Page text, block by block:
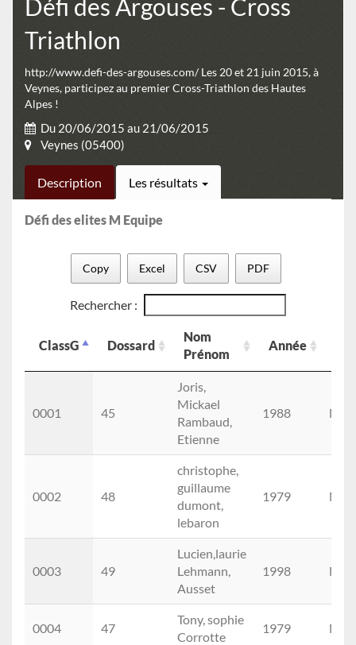
Défi des Argouses - Cross
Triathlon
http://www.defi-des-argouses.com/ Les 20 et 21 juin 2015, à
Veynes, participez au premier Cross-Triathlon des Hautes
Alpes !
Du 20/06/2015 au 21/06/2015
Veynes (05400)
Description Les résultats
Défi des elites M Equipe
Copy Excel CSV PDF
Rechercher :
ClassG Dossard
Nom
Prénom
Année
Nom
Prénom
0001 45
Joris,
Mickael
Rambaud,
Etienne
1988 M
0002 48
christophe,
guillaume
dumont,
lebaron
1979 M
0003 49
Lucien,laurie
Lehmann,
Ausset
1998 M
0004 47
Tony, sophie
Corrotte
1979 M